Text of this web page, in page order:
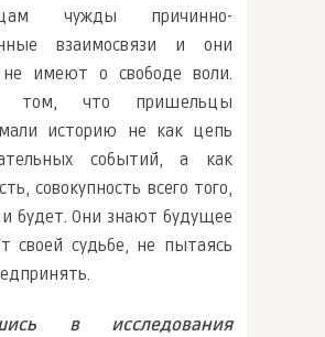
чужды причинно-
взаимосвязи и они
имеют о свободе воли.
том, что пришельцы
историю не как цепь
событий, а как
совокупность всего того,
будет. Они знают будущее
своей судьбе, не пытаясь
в исследования